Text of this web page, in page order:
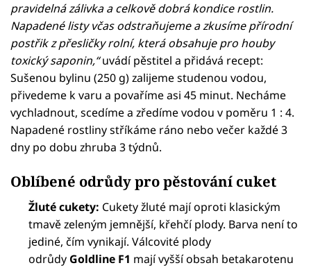
pravidelná zálivka a celkově dobrá kondice rostlin.
Napadené listy včas odstraňujeme a zkusíme přírodní
postřik z přesličky rolní, která obsahuje pro houby
toxický saponin,“uvádí pěstitel a přidává recept:
Sušenou bylinu (250 g) zalijeme studenou vodou,
přivedeme k varu a povaříme asi 45 minut. Necháme
vychladnout, scedíme a zředíme vodou v poměru 1 : 4.
Napadené rostliny stříkáme ráno nebo večer každé 3
dny po dobu zhruba 3 týdnů.
Oblíbené odrůdy pro pěstování cuket
Žluté cukety: Cukety žluté mají oproti klasickým
tmavě zeleným jemnější, křehčí plody. Barva není to
jediné, čím vynikají. Válcovité plody
odrůdy Goldline F1 mají vyšší obsah betakarotenu